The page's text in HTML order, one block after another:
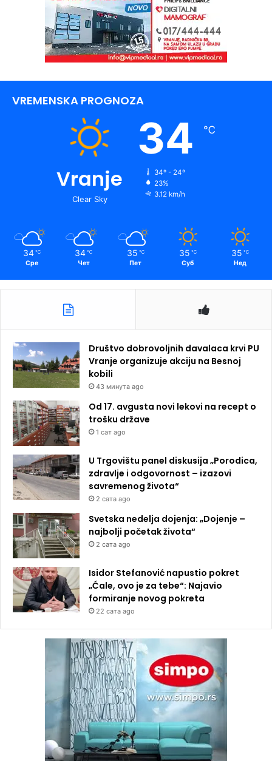
VREMENSKA PROGNOZA
Vranje
Clear Sky
34 ℃
34º - 24º
23%
3.12 km/h
34 ℃
Сре
34 ℃
Чет
35 ℃
Пет
35 ℃
Суб
35 ℃
Нед
Društvo dobrovoljnih davalaca krvi PU
Vranje organizuje akciju na Besnoj
kobili
43 минута ago
Od 17. avgusta novi lekovi na recept o
trošku države
1 сат ago
U Trgovištu panel diskusija „Porodica,
zdravlje i odgovornost – izazovi
savremenog života“
2 сата ago
Svetska nedelja dojenja: „Dojenje –
najbolji početak života“
2 сата ago
Isidor Stefanović napustio pokret
„Ćale, ovo je za tebe“: Najavio
formiranje novog pokreta
22 сата ago